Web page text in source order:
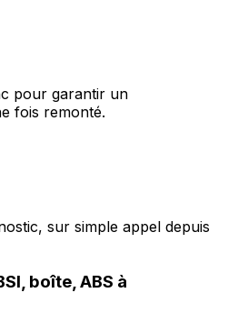
pour garantir un
fois remonté.
sur simple appel depuis
boîte, ABS à